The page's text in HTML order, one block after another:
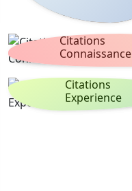
Citations
Connaissance
Citations
Experience